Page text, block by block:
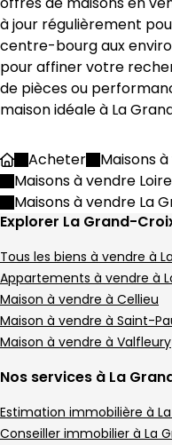
1 200 €
La Grand-Croix - 42320
Maison • 5 pièces • 130
DPE :
D 3 chambres
Terrain 880 m²
121 m² 5
Aller à l'image1
Aller à l'image 2
Aller à l'image 3
Aller à l'image 4
Aller à l'image5
à jour régulièrement
centre-bourg aux
pour affiner votre
de pièces ou
maison idéale à La
AccueilAcheter
Maisons
Maisons à vendre
Maisons à vendre La
Explorer La Grand-
Tous les biens à vendre à
Appartements à vendre à
Maison à vendre à Cellieu
Maison à vendre à Saint-
Maison à vendre à Valfleury
Nos services à La
Estimation immobilière à
Conseiller immobilier à La